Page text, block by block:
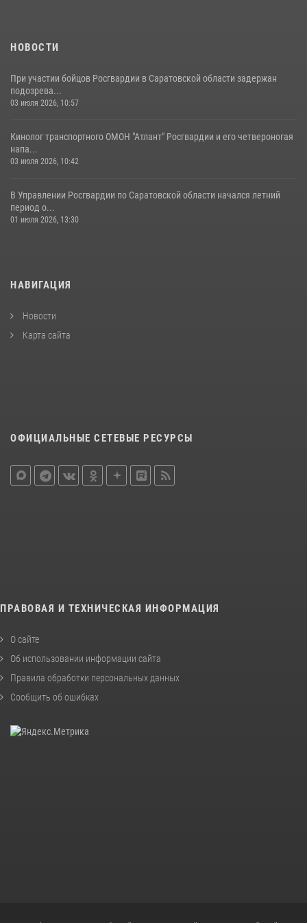
07 августа 2026, 11:35
НОВОСТИ
При участии бойцов Росгвардии в Саратовской области задержан
подозрева...
03 июля 2026, 10:57
Кинолог транспортного ОМОН "Атлант" Росгвардии и его четвероногая
напа...
03 июля 2026, 10:42
В Управлении Росгвардии по Саратовской области начался летний
период о...
01 июля 2026, 13:30
НАВИГАЦИЯ
Новости
Карта сайта
ОФИЦИАЛЬНЫЕ СЕТЕВЫЕ РЕСУРСЫ
ПРАВОВАЯ И ТЕХНИЧЕСКАЯ ИНФОРМАЦИЯ
О сайте
Об использовании информации сайта
Правила обработки персональных данных
Сообщить об ошибках